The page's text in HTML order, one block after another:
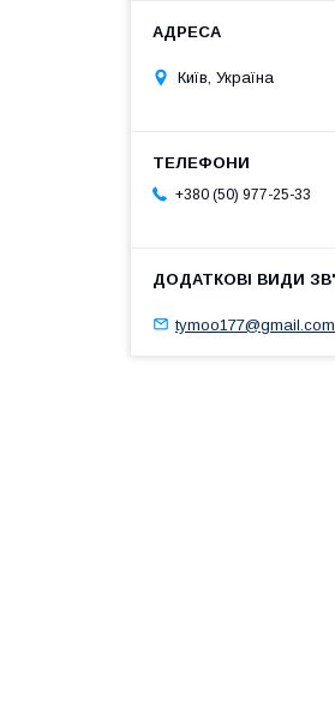
Київ, Україна
+380 (50) 977-25-33
tymoo177@gmail.com